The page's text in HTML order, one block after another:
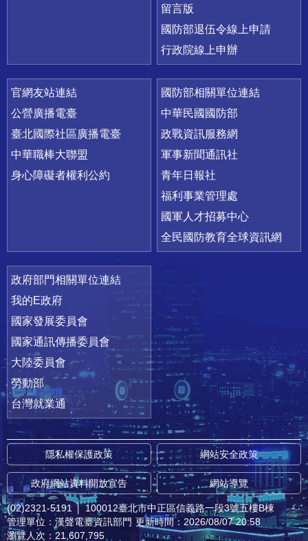
留言版
國防部退伍令線上申請
行政院線上申辦
官網友站連結
公營廣播電臺
臺北國際社區廣播電臺
中華職棒大聯盟
身心障礙者權利公約
國防部相關單位連結
中華民國國防部
政戰資訊服務網
軍事新聞通訊社
青年日報社
福利事業管理處
國軍人才招募中心
全民國防教育全球資訊網
政府部門相關單位連結
我的E政府
國家發展委員會
國家通訊傳播委員會
大陸委員會
勞動部
台灣就業通
隱私權保護政策 網站安全政策
政府網站資料開放宣告 網站導覽
(02)2321-5191 │ 100012臺北市中正區信義路一段3號五樓B棟
管理單位：漢聲電臺資訊部門 更新時間：2026/08/07 20:58
瀏覽人次：21,607,795